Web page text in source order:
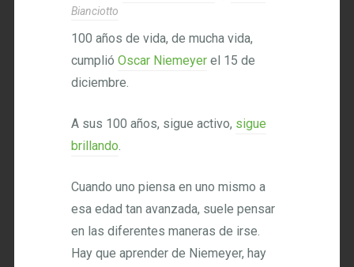
Bianciotto
100 años de vida, de mucha vida,
cumplióOscar Niemeyer el 15 de
diciembre.
A sus 100 años, sigue activo, sigue
brillando.
Cuando uno piensa en uno mismo a
esa edad tan avanzada, suele pensar
en las diferentes maneras de irse.
Hay que aprender de Niemeyer, hay